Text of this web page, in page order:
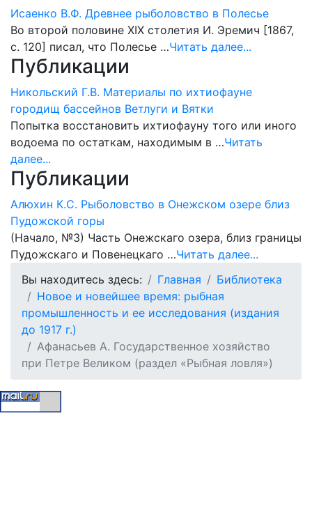
Исаенко В.Ф. Древнее рыболовство в Полесье
Во второй половине XIX столетия И. Эремич [1867,
с. 120] писал, что Полесье …Читать далее...
Публикации
Никольский Г.В. Материалы по ихтиофауне
городищ бассейнов Ветлуги и Вятки
Попытка восстановить ихтиофауну того или иного
водоема по остаткам, находимым в …Читать
далее...
Публикации
Алюхин К.С. Рыболовство в Онежском озере близ
Пудожской горы
(Начало, №3) Часть Онежскаго озера, близ границы
Пудожскаго и Повенецкаго …Читать далее...
Вы находитесь здесь:
Главная
Библиотека
Новое и новейшее время: рыбная
промышленность и ее исследования (издания
до 1917 г.)
Афанасьев А. Государственное хозяйство
при Петре Великом (раздел «Рыбная ловля»)